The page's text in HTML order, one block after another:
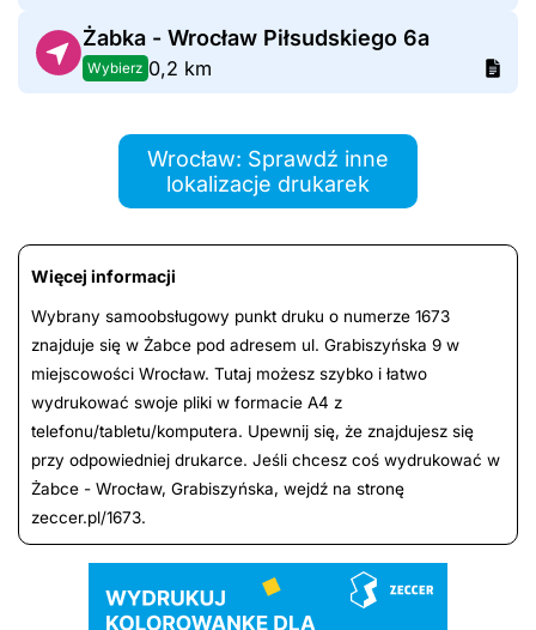
Żabka - Wrocław Piłsudskiego 6a
Wybierz 0,2 km
Wrocław: Sprawdź inne
lokalizacje drukarek
Więcej informacji
Wybrany samoobsługowy punkt druku o numerze 1673
znajduje się w Żabce pod adresem ul. Grabiszyńska 9 w
miejscowości Wrocław. Tutaj możesz szybko i łatwo
wydrukować swoje pliki w formacie A4 z
telefonu/tabletu/komputera. Upewnij się, że znajdujesz się
przy odpowiedniej drukarce. Jeśli chcesz coś wydrukować w
Żabce - Wrocław, Grabiszyńska, wejdź na stronę
zeccer.pl/1673.